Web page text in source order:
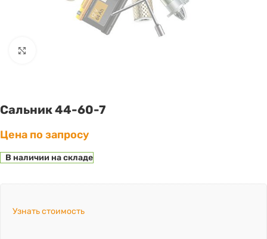
Сальник 44-60-7
Цена по запросу
В наличии на складе
Узнать стоимость